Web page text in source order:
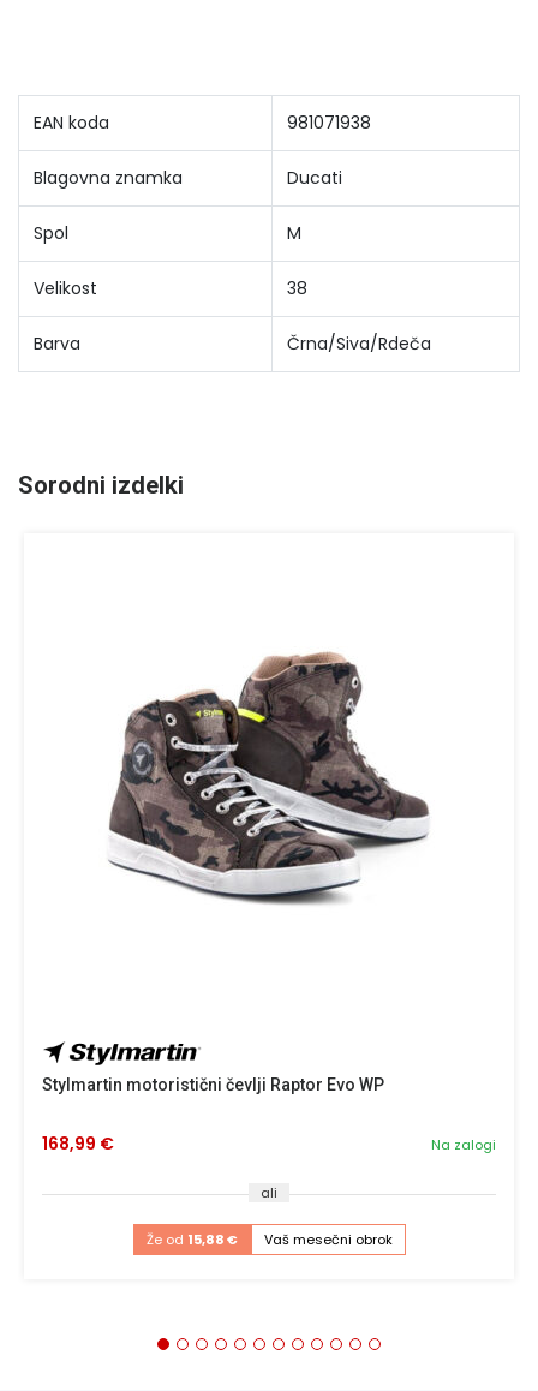
EAN koda 981071938
Blagovna znamka Ducati
Spol M
Velikost 38
Barva Črna/Siva/Rdeča
Sorodni izdelki
Stylmartin motoristični čevlji Raptor Evo WP
Na zalogi
168,99 €
ali
Že od 15,88 € Vaš mesečni obrok